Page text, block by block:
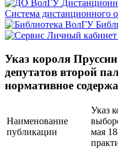
Система дистанционного
Указ короля
депутатов второй
нормативное
Наименование
публикации
Указ
мая